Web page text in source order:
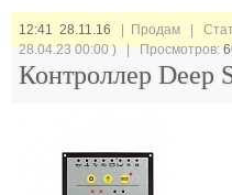
12:41 28.11.16 | Продам |
28.04.23 00:00 ) | Просмотров:
Контроллер Deep